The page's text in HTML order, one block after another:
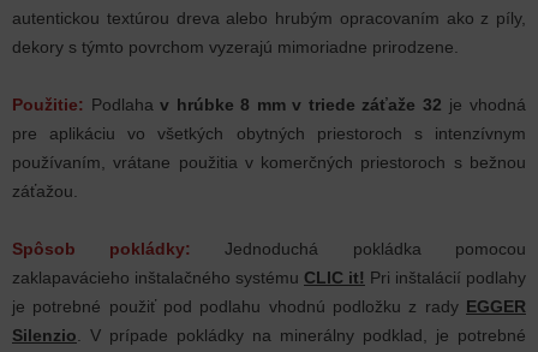
autentickou textúrou dreva alebo hrubým opracovaním ako z píly,
dekory s týmto povrchom vyzerajú mimoriadne prirodzene.
Použitie: Podlaha v hrúbke 8 mm v triede záťaže 32 je vhodná
pre aplikáciu vo všetkých obytných priestoroch s intenzívnym
používaním, vrátane použitia v komerčných priestoroch s bežnou
záťažou.
Spôsob pokládky:
Jednoduchá pokládka pomocou
zaklapavácieho inštalačného systému CLIC it! Pri inštalácií podlahy
je potrebné použiť pod podlahu vhodnú podložku z rady EGGER
Silenzio . V prípade pokládky na minerálny podklad, je potrebné